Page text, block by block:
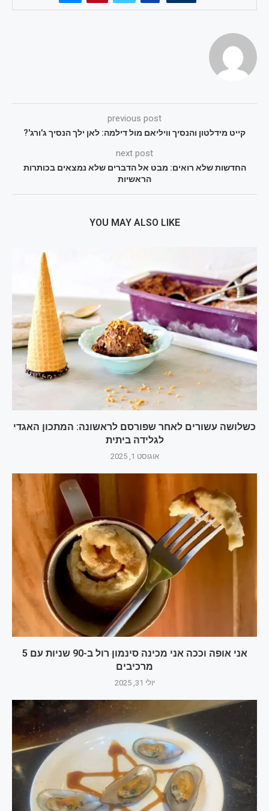
previous post
קייט מידלטון והנסיך וויליאם מול דילמה: לאן ילך הנסיך ג'ורג'?
next post
החדשות שלא רואים: מבט אל הדברים שלא נמצאים בכותרות
הראשיות
YOU MAY ALSO LIKE
כשלושה עשורים לאחר שפורסם לראשונה: המתכון האגדי
לגלידה ביתית
אוגוסט 1, 2025
אני אופה וככה אני מכינה סינמון רול ב-90 שניות עם 5
מרכיבים
יולי 31, 2025